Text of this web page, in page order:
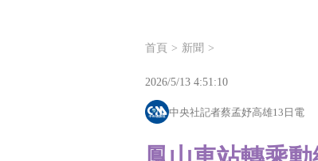
首頁 新聞
2026/5/13 4:51:10
中央社記者蔡孟妤高雄13日電